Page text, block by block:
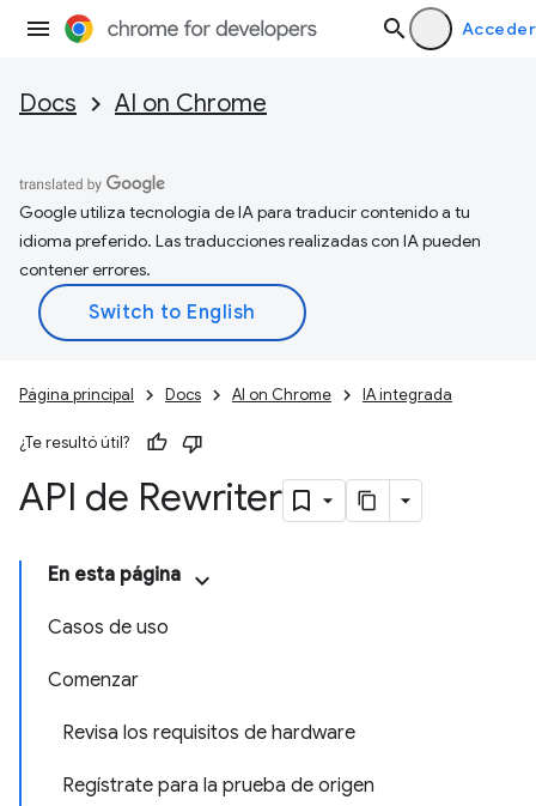
Acceder
Docs AI on Chrome
Google utiliza tecnología de IA para traducir contenido a tu
idioma preferido. Las traducciones realizadas con IA pueden
contener errores.
Página principal Docs AI on Chrome IA integrada
¿Te resultó útil?
API de Rewriter
En esta página
Casos de uso
Comenzar
Revisa los requisitos de hardware
Regístrate para la prueba de origen